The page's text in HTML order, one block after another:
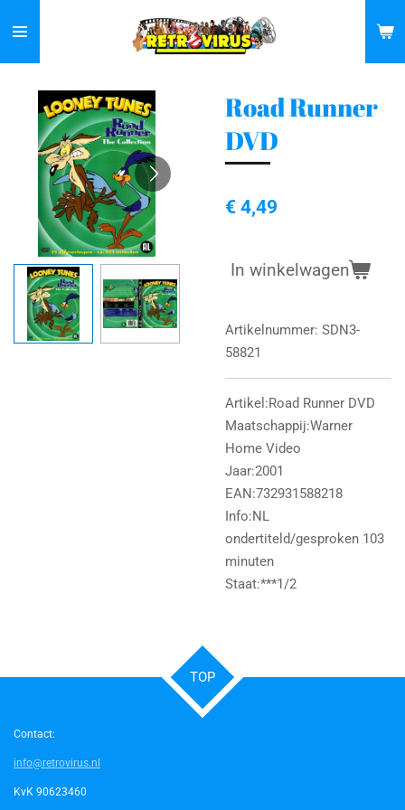
direct
naar
hoofdinhoud
Road Runner
DVD
€ 4,49
In winkelwagen
Artikelnummer: SDN3-
58821
Artikel:Road Runner DVD
Maatschappij:Warner
Home Video
Jaar:2001
EAN:732931588218
Info:NL
ondertiteld/gesproken 103
minuten
Staat:***1/2
TOP
Contact:
info@retrovirus.nl
KvK 90623460